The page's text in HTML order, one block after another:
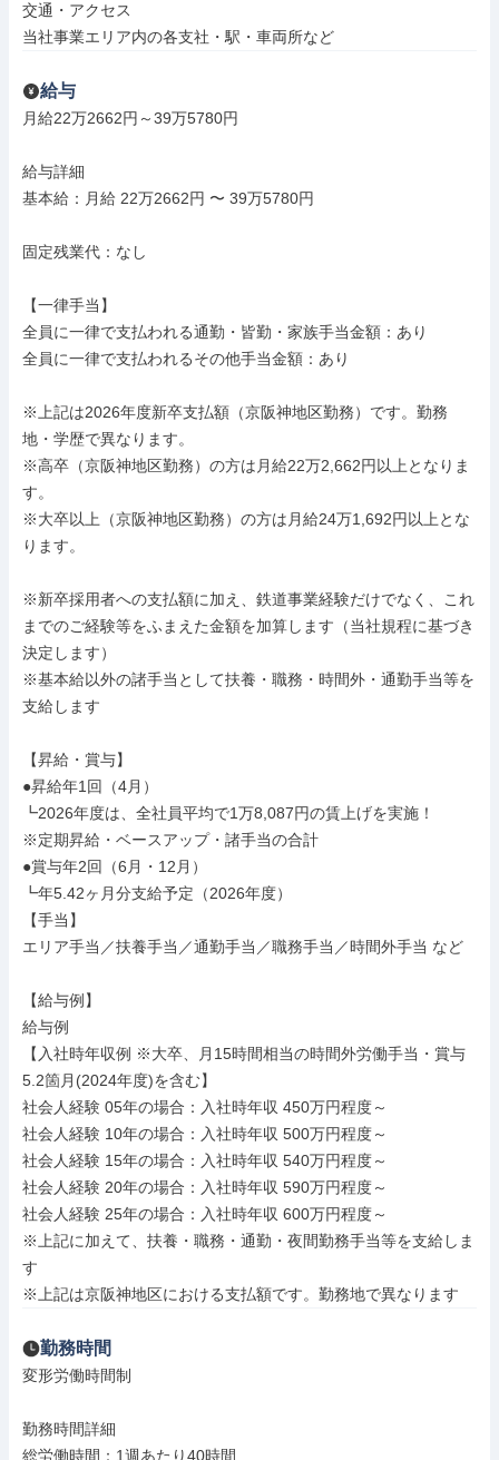
交通・アクセス
当社事業エリア内の各支社・駅・車両所など
給与
月給22万2662円～39万5780円
給与詳細
基本給：月給 22万2662円 〜 39万5780円
固定残業代：なし
【一律手当】
全員に一律で支払われる通勤・皆勤・家族手当金額：あり
全員に一律で支払われるその他手当金額：あり
※上記は2026年度新卒支払額（京阪神地区勤務）です。勤務
地・学歴で異なります。
※高卒（京阪神地区勤務）の方は月給22万2,662円以上となりま
す。
※大卒以上（京阪神地区勤務）の方は月給24万1,692円以上とな
ります。
※新卒採用者への支払額に加え、鉄道事業経験だけでなく、これ
までのご経験等をふまえた金額を加算します（当社規程に基づき
決定します）
※基本給以外の諸手当として扶養・職務・時間外・通勤手当等を
支給します
【昇給・賞与】
●昇給年1回（4月）
┗2026年度は、全社員平均で1万8,087円の賃上げを実施！
※定期昇給・ベースアップ・諸手当の合計
●賞与年2回（6月・12月）
┗年5.42ヶ月分支給予定（2026年度）
【手当】
エリア手当／扶養手当／通勤手当／職務手当／時間外手当 など
【給与例】
給与例
【入社時年収例 ※大卒、月15時間相当の時間外労働手当・賞与
5.2箇月(2024年度)を含む】
社会人経験 05年の場合：入社時年収 450万円程度～
社会人経験 10年の場合：入社時年収 500万円程度～
社会人経験 15年の場合：入社時年収 540万円程度～
社会人経験 20年の場合：入社時年収 590万円程度～
社会人経験 25年の場合：入社時年収 600万円程度～
※上記に加えて、扶養・職務・通勤・夜間勤務手当等を支給しま
す
※上記は京阪神地区における支払額です。勤務地で異なります
勤務時間
変形労働時間制
勤務時間詳細
総労働時間：1週あたり40時間